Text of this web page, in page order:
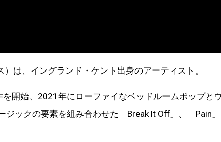
）は、イングランド・ケント出身のアーティスト。
開始、2021年にローファイなベッドルームポップと
ックの要素を組み合わせた「Break It Off」、「Pain」